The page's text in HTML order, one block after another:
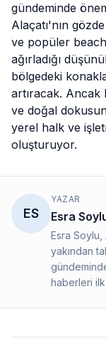
gündeminde
Alaçatı'nın
ve popüler
ağırladığı
bölgedeki
artıracak. Ancak
ve doğal
yerel halk ve
oluşturuyor.
ES
YAZAR
Esra
Esra
yakından
haberleri